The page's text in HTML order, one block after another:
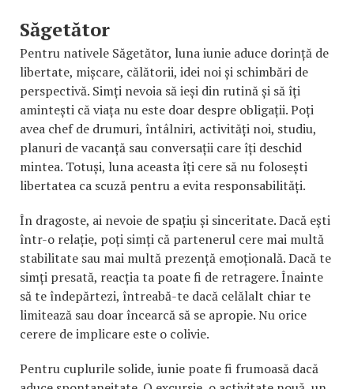
Săgetător
Pentru nativele Săgetător, luna iunie aduce dorință de
libertate, mișcare, călătorii, idei noi și schimbări de
perspectivă. Simți nevoia să ieși din rutină și să îți
amintești că viața nu este doar despre obligații. Poți
avea chef de drumuri, întâlniri, activități noi, studiu,
planuri de vacanță sau conversații care îți deschid
mintea. Totuși, luna aceasta îți cere să nu folosești
libertatea ca scuză pentru a evita responsabilități.
În dragoste, ai nevoie de spațiu și sinceritate. Dacă ești
într-o relație, poți simți că partenerul cere mai multă
stabilitate sau mai multă prezență emoțională. Dacă te
simți presată, reacția ta poate fi de retragere. Înainte
să te îndepărtezi, întreabă-te dacă celălalt chiar te
limitează sau doar încearcă să se apropie. Nu orice
cerere de implicare este o colivie.
Pentru cuplurile solide, iunie poate fi frumoasă dacă